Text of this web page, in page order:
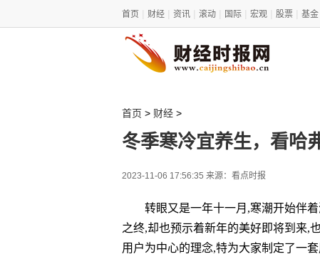
首页 财经 资讯 滚动 国际 宏观 股票 基金
首页 > 财经 >
冬季寒冷宜养生，看哈
2023-11-06 17:56:35 来源：看点时报
转眼又是一年十一月,寒潮开始伴
之终,却也预示着新年的美好即将到来,
用户为中心的理念,特为大家制定了一